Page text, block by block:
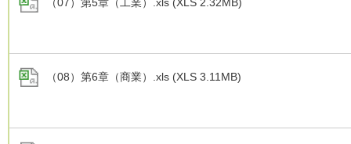
（08）第6章（商業）.xls (XLS 3.11MB)